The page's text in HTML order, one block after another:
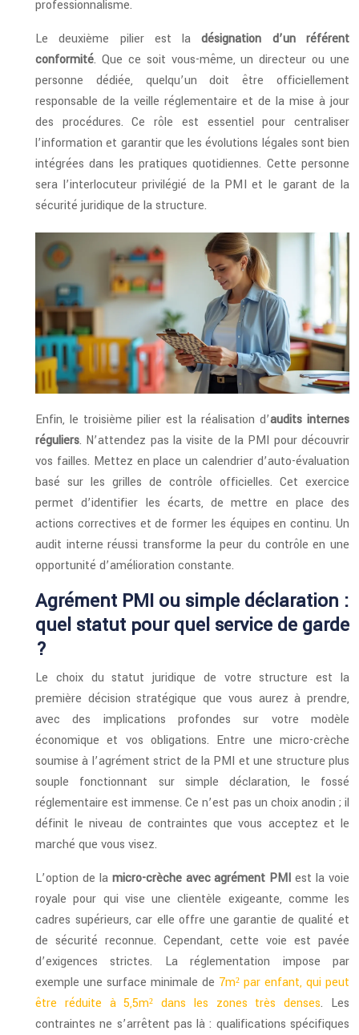
professionnalisme.
Le deuxième pilier est ladésignation d’un référent
conformité. Que ce soit vous-même, un directeur ou une
personne dédiée, quelqu’un doit être officiellement
responsable de la veille réglementaire et de la mise à jour
des procédures. Ce rôle est essentiel pour centraliser
l’information et garantir que les évolutions légales sont bien
intégrées dans les pratiques quotidiennes. Cette personne
sera l’interlocuteur privilégié de la PMI et le garant de la
sécurité juridique de la structure.
Enfin, le troisième pilier est la réalisation d’audits internes
réguliers. N’attendez pas la visite de la PMI pour découvrir
vos failles. Mettez en place un calendrier d’auto-évaluation
basé sur les grilles de contrôle officielles. Cet exercice
permet d’identifier les écarts, de mettre en place des
actions correctives et de former les équipes en continu. Un
audit interne réussi transforme la peur du contrôle en une
opportunité d’amélioration constante.
Agrément PMI ou simple déclaration :
quel statut pour quel service de garde
?
Le choix du statut juridique de votre structure est la
première décision stratégique que vous aurez à prendre,
avec des implications profondes sur votre modèle
économique et vos obligations. Entre une micro-crèche
soumise à l’agrément strict de la PMI et une structure plus
souple fonctionnant sur simple déclaration, le fossé
réglementaire est immense. Ce n’est pas un choix anodin ; il
définit le niveau de contraintes que vous acceptez et le
marché que vous visez.
L’option de la micro-crèche avec agrément PMI est la voie
royale pour qui vise une clientèle exigeante, comme les
cadres supérieurs, car elle offre une garantie de qualité et
de sécurité reconnue. Cependant, cette voie est pavée
d’exigences strictes. La réglementation impose par
exemple une surface minimale de 7m² par enfant, qui peut
être réduite à 5,5m² dans les zones très denses. Les
contraintes ne s’arrêtent pas là : qualifications spécifiques